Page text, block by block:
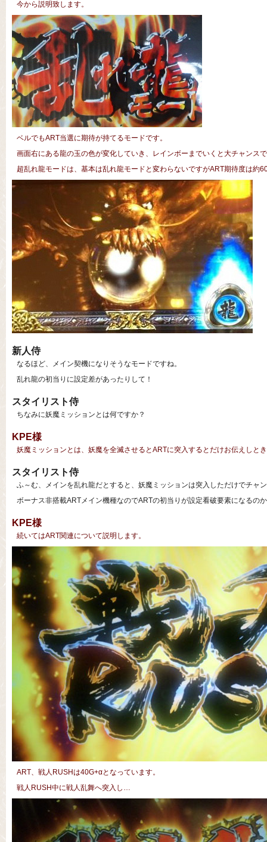
今から説明致します。
ベルでもART当選に期待が持てるモードです。
画面右にある龍の玉の色が変化していき、レインボーまでいくと大チャンス
超乱れ龍モードは、基本は乱れ龍モードと変わらないですがART期待度は約
新人侍
なるほど、メイン契機になりそうなモードですね。
乱れ龍の初当りに設定差があったりして！
スタイリスト侍
ちなみに妖魔ミッションとは何ですか？
KPE様
妖魔ミッションとは、妖魔を全滅させるとARTに突入するとだけお伝えしと
スタイリスト侍
ふ～む、メインを乱れ龍だとすると、妖魔ミッションは突入しただけでチャ
ボーナス非搭載ARTメイン機種なのでARTの初当りが設定看破要素になる
KPE様
続いてはART関連について説明します。
ART、戦人RUSHは40G+αとなっています。
戦人RUSH中に戦人乱舞へ突入し…